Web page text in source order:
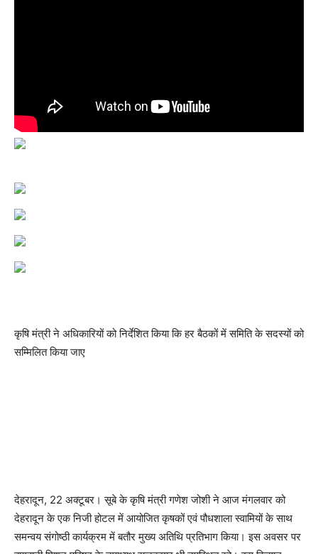
कृषि मंत्री ने अधिकारियों को निर्देशित किया कि हर बैठकों में समिति के सदस्यों को
सम्मिलित किया जाए
देहरादून, 22 अक्टूबर। सूबे के कृषि मंत्री गणेश जोशी ने आज मंगलवार को
देहरादून के एक निजी होटल में आयोजित कृषकों एवं पौधशाला स्वामियों के साथ
समन्वय संगोष्ठी कार्यक्रम में बतौर मुख्य अतिथि प्रतिभाग किया। इस अवसर पर